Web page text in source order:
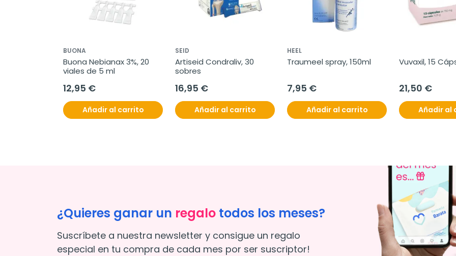
BUONA
Buona Nebianax 3%, 20
viales de 5 ml
12,95 €
Añadir al carrito
SEID
Artiseid Condraliv, 30
sobres
16,95 €
Añadir al carrito
HEEL
Traumeel spray, 150ml
7,95 €
Añadir al carrito
Vuvaxil, 15
21,50 €
Añadir al
¿Quieres ganar un regalo todos los meses?
Suscríbete a nuestra newsletter y consigue un regalo
especial en tu compra de cada mes por ser suscriptor!